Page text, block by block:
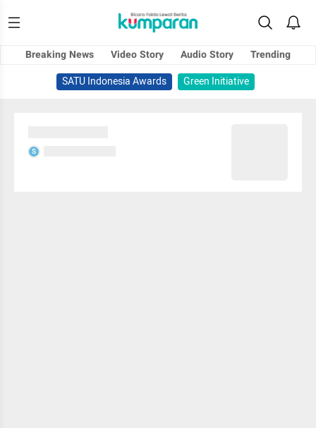
Breaking News Video Story Audio Story
Trending
SATU Indonesia Awards
Green Initiative
S